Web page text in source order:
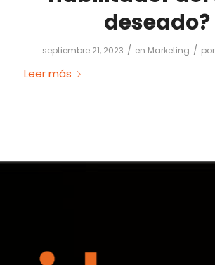
deseado?
septiembre 21, 2023 / en Marketing / por
Leer más